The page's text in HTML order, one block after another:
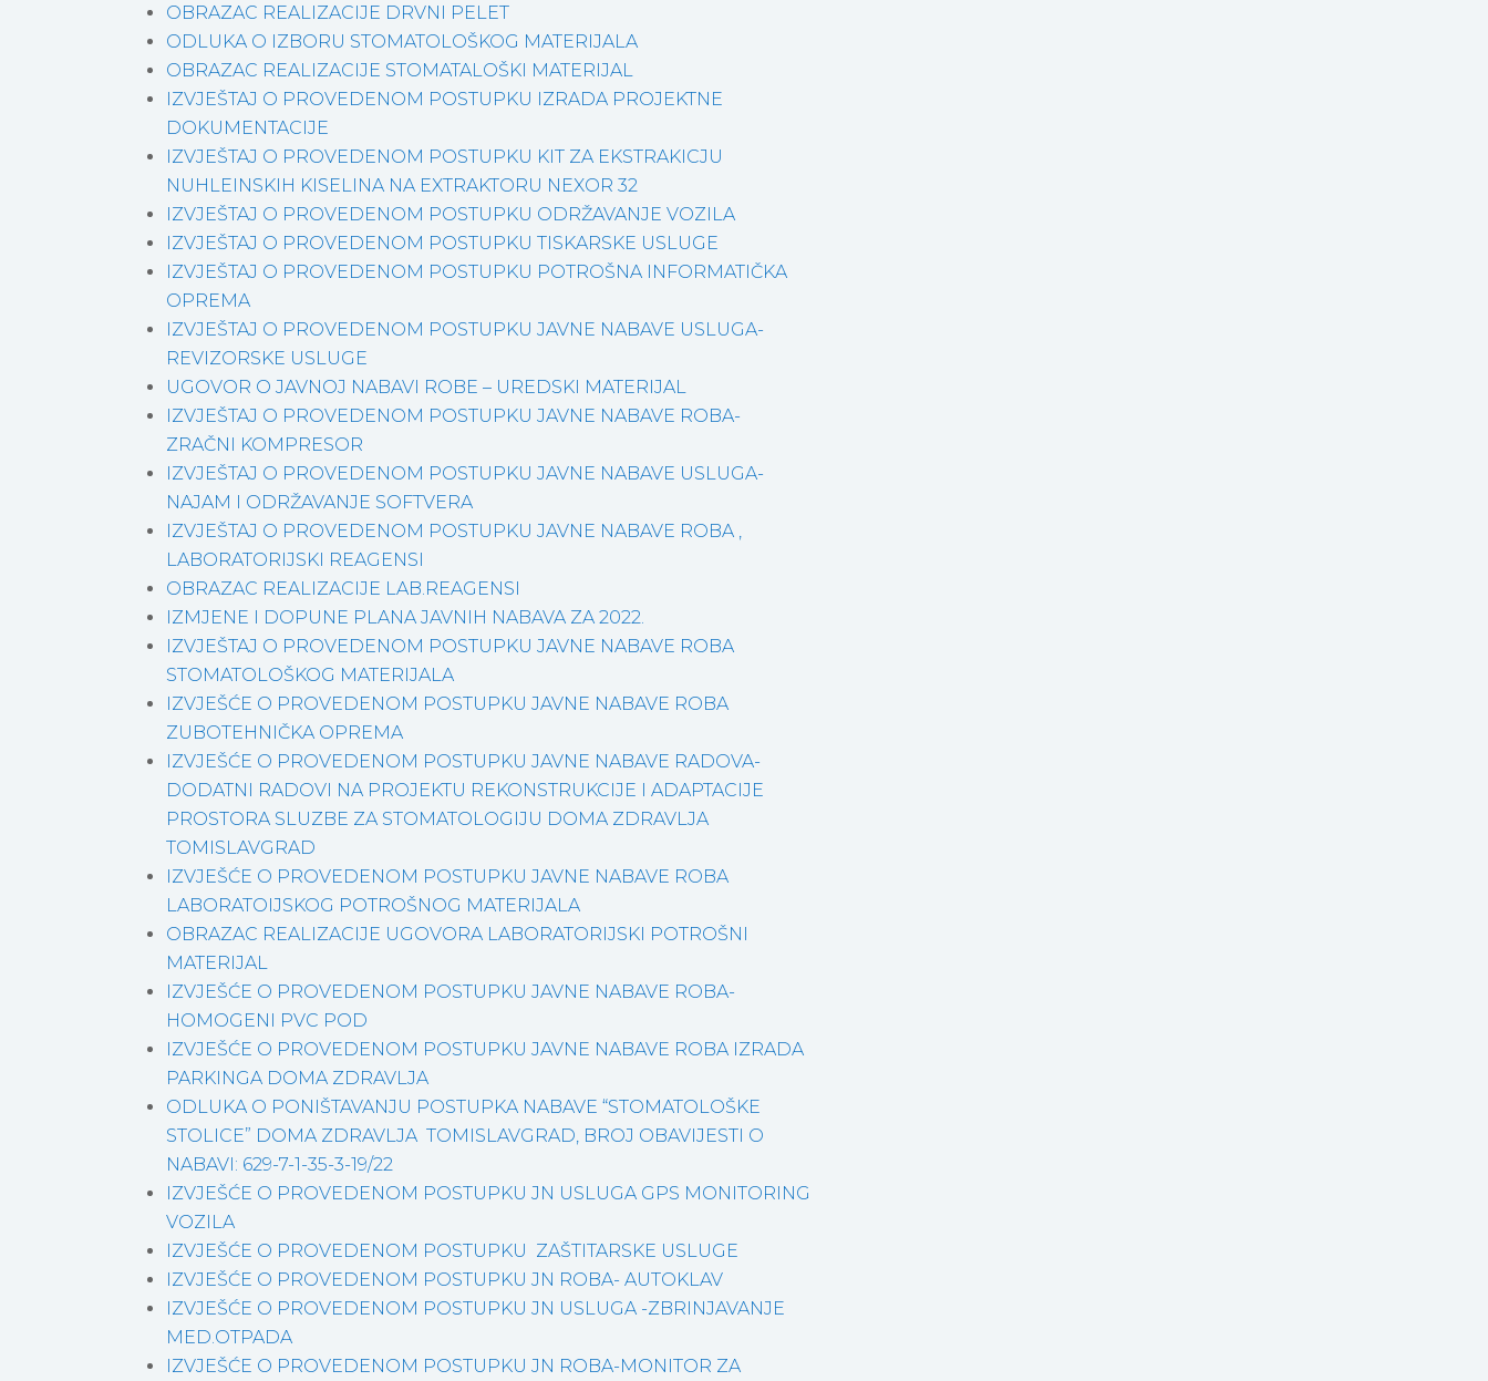
OBRAZAC REALIZACIJE DRVNI PELET
ODLUKA O IZBORU STOMATOLOŠKOG MATERIJALA
OBRAZAC REALIZACIJE STOMATALOŠKI MATERIJAL
IZVJEŠTAJ O PROVEDENOM POSTUPKU IZRADA PROJEKTNE
DOKUMENTACIJE
IZVJEŠTAJ O PROVEDENOM POSTUPKU KIT ZA EKSTRAKICJU
NUHLEINSKIH KISELINA NA EXTRAKTORU NEXOR 32
IZVJEŠTAJ O PROVEDENOM POSTUPKU ODRŽAVANJE VOZILA
IZVJEŠTAJ O PROVEDENOM POSTUPKU TISKARSKE USLUGE
IZVJEŠTAJ O PROVEDENOM POSTUPKU POTROŠNA INFORMATIČKA
OPREMA
IZVJEŠTAJ O PROVEDENOM POSTUPKU JAVNE NABAVE USLUGA-
REVIZORSKE USLUGE
UGOVOR O JAVNOJ NABAVI ROBE – UREDSKI MATERIJAL
IZVJEŠTAJ O PROVEDENOM POSTUPKU JAVNE NABAVE ROBA-
ZRAČNI KOMPRESOR
IZVJEŠTAJ O PROVEDENOM POSTUPKU JAVNE NABAVE USLUGA-
NAJAM I ODRŽAVANJE SOFTVERA
IZVJEŠTAJ O PROVEDENOM POSTUPKU JAVNE NABAVE ROBA ,
LABORATORIJSKI REAGENSI
OBRAZAC REALIZACIJE LAB.REAGENSI
IZMJENE I DOPUNE PLANA JAVNIH NABAVA ZA 2022.
IZVJEŠTAJ O PROVEDENOM POSTUPKU JAVNE NABAVE ROBA
STOMATOLOŠKOG MATERIJALA
IZVJEŠĆE O PROVEDENOM POSTUPKU JAVNE NABAVE ROBA
ZUBOTEHNIČKA OPREMA
IZVJEŠĆE O PROVEDENOM POSTUPKU JAVNE NABAVE RADOVA-
DODATNI RADOVI NA PROJEKTU REKONSTRUKCIJE I ADAPTACIJE
PROSTORA SLUZBE ZA STOMATOLOGIJU DOMA ZDRAVLJA
TOMISLAVGRAD
IZVJEŠĆE O PROVEDENOM POSTUPKU JAVNE NABAVE ROBA
LABORATOIJSKOG POTROŠNOG MATERIJALA
OBRAZAC REALIZACIJE UGOVORA LABORATORIJSKI POTROŠNI
MATERIJAL
IZVJEŠĆE O PROVEDENOM POSTUPKU JAVNE NABAVE ROBA-
HOMOGENI PVC POD
IZVJEŠĆE O PROVEDENOM POSTUPKU JAVNE NABAVE ROBA IZRADA
PARKINGA DOMA ZDRAVLJA
ODLUKA O PONIŠTAVANJU POSTUPKA NABAVE “STOMATOLOŠKE
STOLICE” DOMA ZDRAVLJA TOMISLAVGRAD, BROJ OBAVIJESTI O
NABAVI: 629-7-1-35-3-19/22
IZVJEŠĆE O PROVEDENOM POSTUPKU JN USLUGA GPS MONITORING
VOZILA
IZVJEŠĆE O PROVEDENOM POSTUPKU ZAŠTITARSKE USLUGE
IZVJEŠĆE O PROVEDENOM POSTUPKU JN ROBA- AUTOKLAV
IZVJEŠĆE O PROVEDENOM POSTUPKU JN USLUGA -ZBRINJAVANJE
MED.OTPADA
IZVJEŠĆE O PROVEDENOM POSTUPKU JN ROBA-MONITOR ZA